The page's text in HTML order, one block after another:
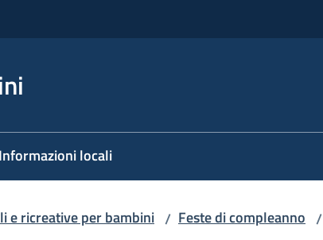
Informazioni locali
e ricreative per bambini / Feste di compleanno /